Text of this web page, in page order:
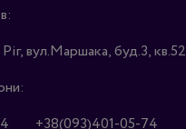
вул.Маршака, буд.3, кв.52
+38(093)401-05-74